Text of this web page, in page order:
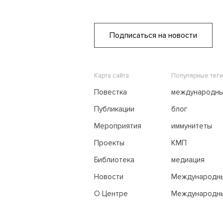
Подписаться на новости
Карта сайта
Повестка
Публикации
Мероприятия
Проекты
Библиотека
Новости
О Центре
Популярные теги
блог
иммунитеты
КМП
медиация
праву